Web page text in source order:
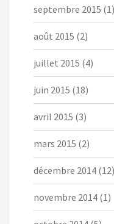
septembre 2015 (1)
août 2015 (2)
juillet 2015 (4)
juin 2015 (18)
avril 2015 (3)
mars 2015 (2)
décembre 2014 (12)
novembre 2014 (1)